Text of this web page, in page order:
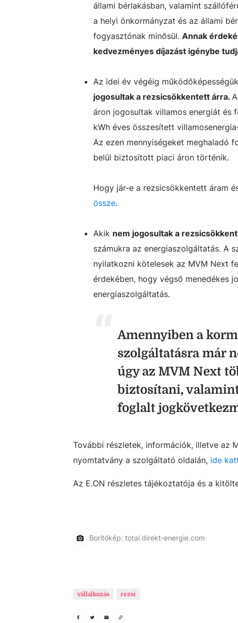
állami bérlakásban, valamint
a helyi önkormányzat és az állami
fogyasztónak minősül. Annak
kedvezményes díjazást igénybe
Az idei év végéig
jogosultak a rezsicsökkentett árra.
áron jogosultak villamos energiát és
kWh éves összesített
Az ezen mennyiségeket meghaladó
belül biztosított piaci áron történik.
Hogy jár-e a rezsicsökkentett áram
össze.
Akik nem jogosultak a
számukra az energiaszolgáltatás. A
nyilatkozni kötelesek az MVM Next
érdekében, hogy végső menedékes
energiaszolgáltatás.
Amennyiben a
szolgáltatásra már
úgy az MVM Next
biztosítani,
foglalt
További részletek, információk, illetve az
nyomtatvány a szolgáltató oldalán, ide
Az E.ON részletes tájékoztatója és a
Borítókép: total.direkt-energie.com
vállalkozás rezsi